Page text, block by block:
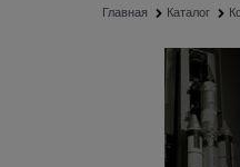
Главная Каталог